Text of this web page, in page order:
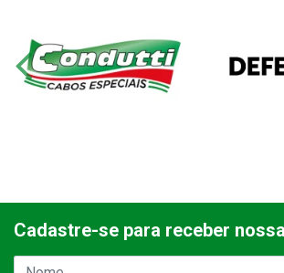
Cadastre-se para receber